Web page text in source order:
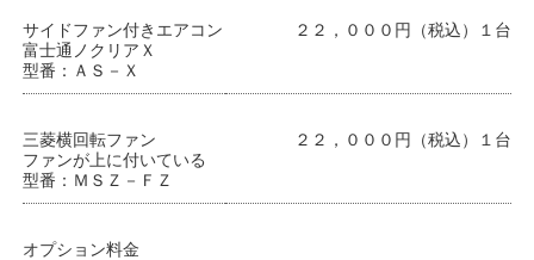
サイドファン付きエアコン
富士通ノクリアＸ
型番：ＡＳ－Ｘ
２２，０００円（税込）１台
三菱横回転ファン
ファンが上に付いている
型番：ＭＳＺ－ＦＺ
２２，０００円（税込）１台
オプション料金